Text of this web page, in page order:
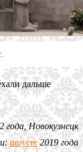
дальше
года, Новокузнецк
август2019 года